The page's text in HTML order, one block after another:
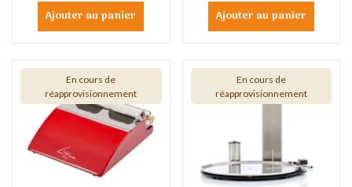
Ajouter au panier Ajouter au panier
En cours de
réapprovisionnement
En cours de
réapprovisionnement